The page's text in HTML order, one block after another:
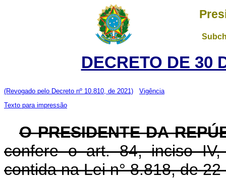
DECRETO DE 30
(Revogado pelo Decreto nº 10.810, de 2021)
Vigência
Texto para impressão
O PRESIDENTE DA
confere o art. 84, inciso
contida na Lei n° 8.818, de